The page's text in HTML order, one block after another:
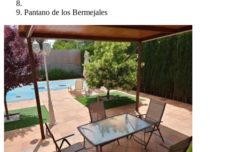
Pantano de los Bermejales